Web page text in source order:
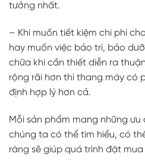
tưởng nhất.
– Khi muốn tiết kiệm chi phí
hay muốn việc bảo trì, bảo
chữa khi cần thiết diễn ra
rộng rãi hơn thì thang máy có
định hợp lý hơn cả.
Mỗi sản phẩm mang những
chúng ta có thể tìm hiểu, có
ràng sẽ giúp quá trình đặt